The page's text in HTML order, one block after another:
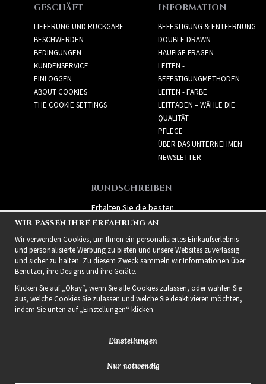
GESCHÄFT
LIEFERUNG UND RÜCKGABE
BESCHWERDEN
BEDINGUNGEN
KUNDENSERVICE
EINLOGGEN
ABOUT COOKIES
THE COOKIE SETTINGS
INFORMATION
BEFESTIGUNG & ENTFERNUNG
DOUBLE DRAWN
HÄUFIGE FRAGEN
LEITEN -
BEFESTIGUNGMETHODEN
LEITEN - FARBE
LEITFADEN – WÄHLE DIE
QUALITÄT
PFLEGE
ÜBER DAS UNTERNEHMEN
NEWSLETTER
RUNDSCHREIBEN
Erhalten Sie die besten
Angebote und spannende
neue Produkte!
2021 Delightful Hair
WIR PASSEN IHRE ERFAHRUNG AN
Wir verwenden Cookies, um Ihnen ein personalisiertes Einkaufserlebnis
und personalisierte Werbung zu bieten und unsere Websites zuverlässig
und sicher zu halten. Zu diesem Zweck sammeln wir Informationen über
Benutzer, ihre Designs und ihre Geräte.
Klicken Sie auf „Okay“, wenn Sie alle Cookies zulassen, oder wählen Sie
aus, welche Cookies Sie zulassen und welche Sie deaktivieren möchten,
indem Sie unten auf „Einstellungen“ klicken.
Einstellungen
Nur notwendig